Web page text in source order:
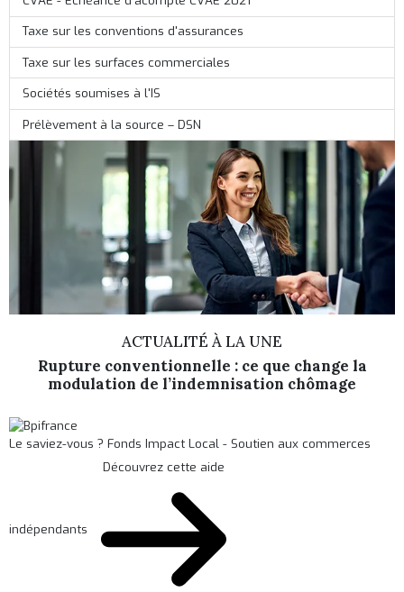
Taxe sur les conventions d'assurances
Taxe sur les surfaces commerciales
Sociétés soumises à l'IS
Prélèvement à la source – DSN
ACTUALITÉ À LA UNE
Rupture conventionnelle : ce que change la
modulation de l’indemnisation chômage
Le saviez-vous ?Fonds Impact Local - Soutien aux commerces
indépendants
Découvrez cette aide